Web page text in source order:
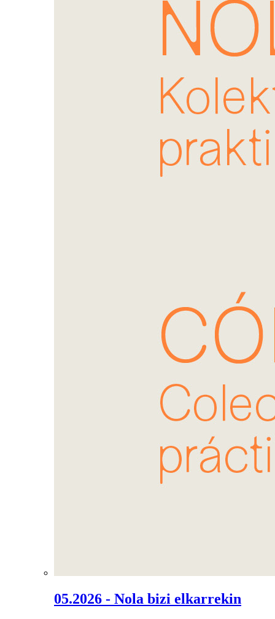
05.2026 - Nola bizi elkarrekin